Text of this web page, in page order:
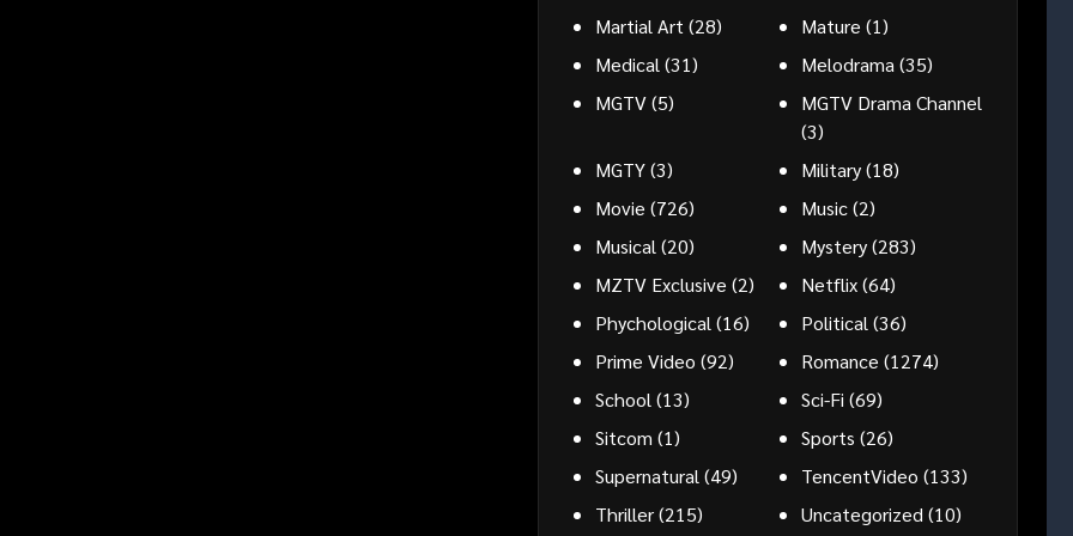
Martial Art(28) Mature (1)
Medical(31) Melodrama(35)
MGTV(5)
MGTV Drama Channel
(3)
MGTY(3) Military(18)
Movie (726) Music(2)
Musical(20) Mystery(283)
MZTV Exclusive (2) Netflix(64)
Phychological(16) Political(36)
Prime Video (92) Romance (1274)
School(13) Sci-Fi (69)
Sitcom (1) Sports (26)
Supernatural(49) TencentVideo (133)
Thriller(215) Uncategorized(10)